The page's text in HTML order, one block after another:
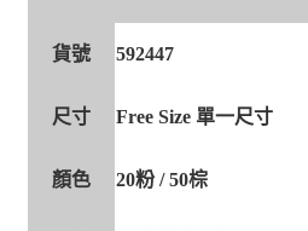
貨號 592447
尺寸 Free Size 單一尺寸
顏色 20粉 / 50棕